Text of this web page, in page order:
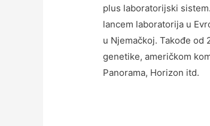
plus laboratorijski
lancem laboratorija u
u Njemačkoj. Takođe od
genetike, američkom
Panorama, Horizon itd.